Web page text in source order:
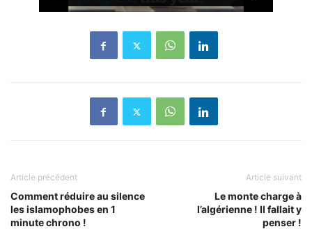
Article précédent
Comment réduire au silence
les islamophobes en 1
minute chrono !
Article suivant
Le monte charge à
l’algérienne ! Il fallait y
penser !